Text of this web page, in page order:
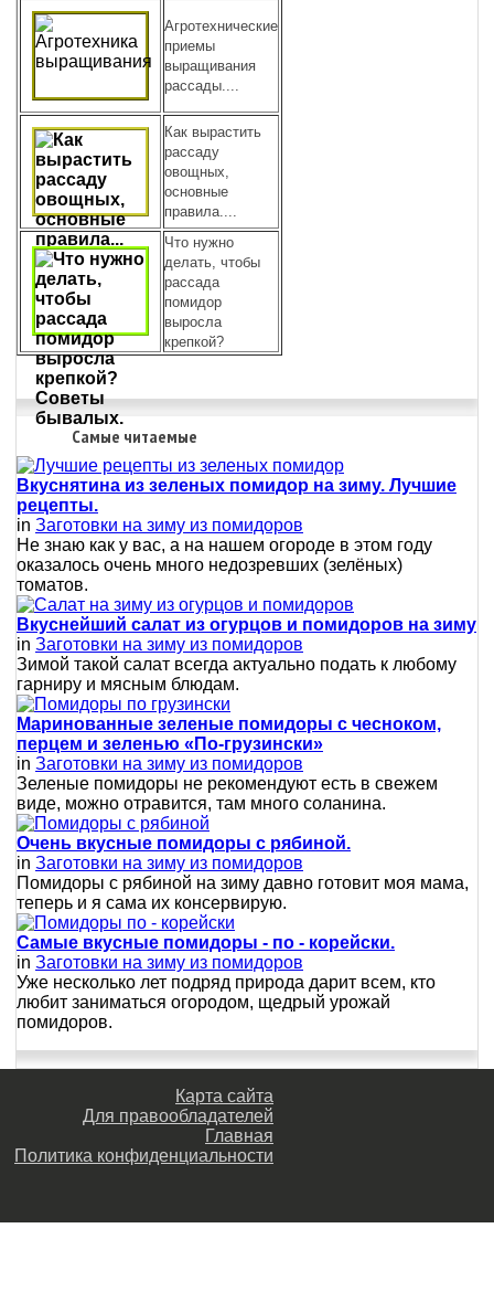
Агротехнические
приемы
выращивания
рассады....
Как вырастить
рассаду
овощных,
основные
правила....
Что нужно
делать, чтобы
рассада
помидор
выросла
крепкой?
Самые читаемые
Вкуснятина из зеленых помидор на зиму. Лучшие
рецепты.
in Заготовки на зиму из помидоров
Не знаю как у вас, а на нашем огороде в этом году
оказалось очень много недозревших (зелёных)
томатов.
Вкуснейший салат из огурцов и помидоров на зиму
in Заготовки на зиму из помидоров
Зимой такой салат всегда актуально подать к любому
гарниру и мясным блюдам.
Маринованные зеленые помидоры с чесноком,
перцем и зеленью «По-грузински»
in Заготовки на зиму из помидоров
Зеленые помидоры не рекомендуют есть в свежем
виде, можно отравится, там много соланина.
Очень вкусные помидоры с рябиной.
in Заготовки на зиму из помидоров
Помидоры с рябиной на зиму давно готовит моя мама,
теперь и я сама их консервирую.
Самые вкусные помидоры - по - корейски.
in Заготовки на зиму из помидоров
Уже несколько лет подряд природа дарит всем, кто
любит заниматься огородом, щедрый урожай
помидоров.
Карта сайта
Для правообладателей
Главная
Политика конфиденциальности